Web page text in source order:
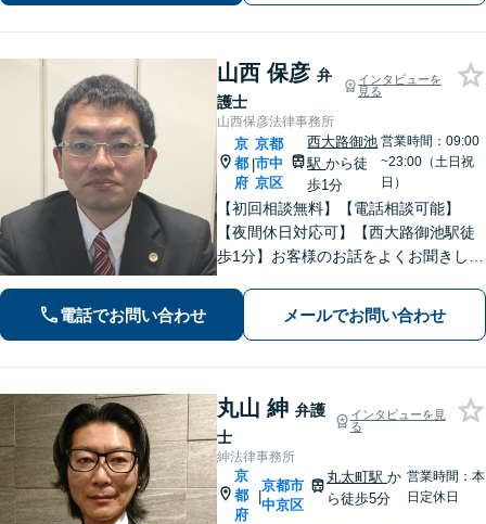
も在籍】【初回相談30分無料】
山西 保彦 弁
護士
インタビューを
見る
山西保彦法律事務所
京
都
府
|
京都
市中
京区
西大路御池
駅から徒
歩1分
営業時間：09:00
~23:00（土日祝
日）
【初回相談無料】【電話相談可能】
【夜間休日対応可】【西大路御池駅徒
歩1分】お客様のお話をよくお聞きし
ます。最高の法律サービスを提供する
ために日々研鑽もしています。親切丁
電話でお問い合わせ メールでお問い合わせ
丸山 紳 弁護
士
インタビューを見
る
紳法律事務所
京
都
府
|
京都市
中京区
丸太町駅か
ら徒歩5分
営業時間：本
日定休日